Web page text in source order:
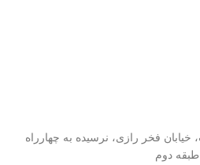
خیابان فخر رازی، نرسیده به چهارراه